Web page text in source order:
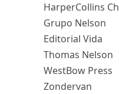
HarperCollins
Grupo Nelson
Editorial Vida
Thomas Nelson
WestBow Press
Zondervan